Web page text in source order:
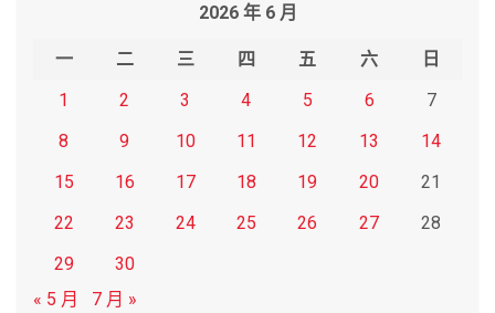
2026 年 6 月
一 二 三 四 五 六
日
1
2 3 4 5 6
7
8
9 10 11 12 13
14
15
16 17 18 19 20
21
22
23 24 25 26 27
28
29
30
« 5 月
7 月 »